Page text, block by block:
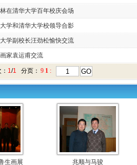
在清华大学百年校庆会场
学和清华大学校领导合影
学副校长汪劲松愉快交流
家袁运甫交流
1/1 分页： 9 1 :
生画展 兆顺与马骏